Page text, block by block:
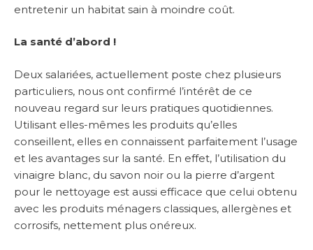
entretenir un habitat sain à moindre coût.
La santé d’abord !
Deux salariées, actuellement poste chez plusieurs
particuliers, nous ont confirmé l’intérêt de ce
nouveau regard sur leurs pratiques quotidiennes.
Utilisant elles-mêmes les produits qu’elles
conseillent, elles en connaissent parfaitement l’usage
et les avantages sur la santé. En effet, l’utilisation du
vinaigre blanc, du savon noir ou la pierre d’argent
pour le nettoyage est aussi efficace que celui obtenu
avec les produits ménagers classiques, allergènes et
corrosifs, nettement plus onéreux.